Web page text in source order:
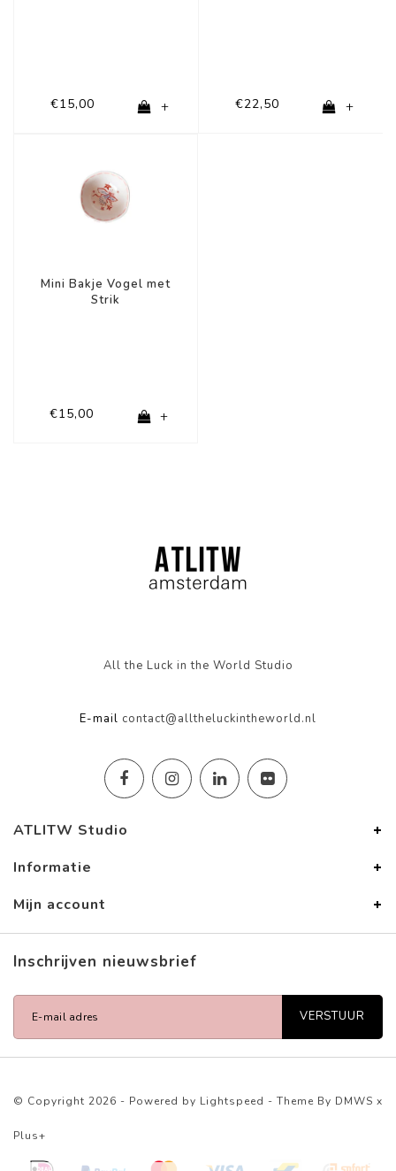
€15,00 + €22,50 +
Mini Bakje Vogel met
Strik
€15,00 +
All the Luck in the World Studio
E-mail contact@alltheluckintheworld.nl
ATLITW Studio
Informatie
Mijn account
Inschrijven nieuwsbrief
VERSTUUR
© Copyright 2026 - Powered by Lightspeed - Theme By DMWS x
Plus+